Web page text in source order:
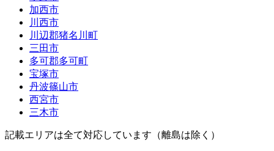
加西市
川西市
川辺郡猪名川町
三田市
多可郡多可町
宝塚市
丹波篠山市
西宮市
三木市
記載エリアは全て対応しています（離島は除く）